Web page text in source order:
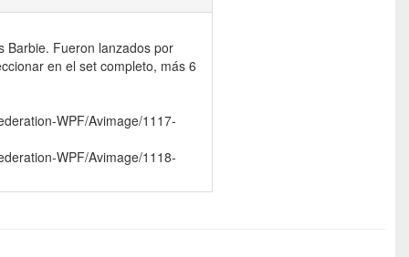
Barbie. Fueron lanzados por
en el set completo, más 6
WPF/Avimage/1117-
WPF/Avimage/1118-